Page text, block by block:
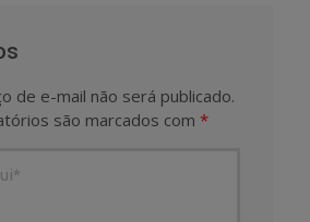
de e-mail não será publicado.
são marcados com *